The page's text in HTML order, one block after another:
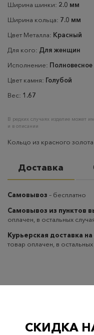
Ширина шинки: 2.0 мм
Ширина кольца: 7.0 мм
Цвет Металла: Красный
Для кого: Для женщин
Исполнение: Полновесное
Цвет камня: Голубой
Вес: 1.67
В редких случаях изделие может
и в описании
Кольцо из красного
Доставка
Самовывоз – бесплатно
Самовывоз из пунктов
оплачен, в остальных
Курьерская доставка
товар оплачен, в остальных
СКИДКА